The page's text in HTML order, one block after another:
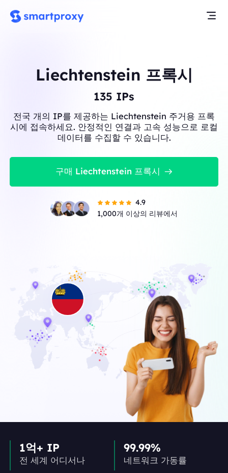
Liechtenstein 프록시
135 IPs
전국 개의 IP를 제공하는 Liechtenstein 주거용 프록
시에 접속하세요. 안정적인 연결과 고속 성능으로 로컬
데이터를 수집할 수 있습니다.
구매 Liechtenstein 프록시
4.9
1,000개 이상의 리뷰에서
1억+ IP
전 세계 어디서나
99.99%
네트워크 가동률